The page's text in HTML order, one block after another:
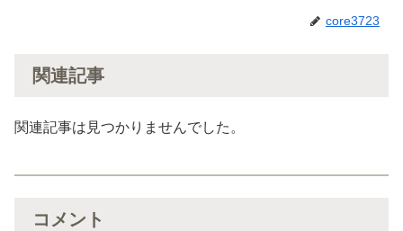
core3723
関連記事
関連記事は見つかりませんでした。
コメント